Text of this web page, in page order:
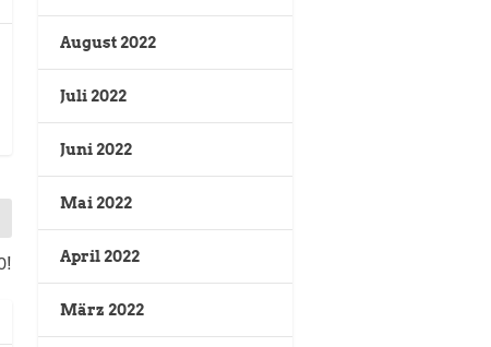
August 2022
Juli 2022
Juni 2022
Mai 2022
April 2022
März 2022